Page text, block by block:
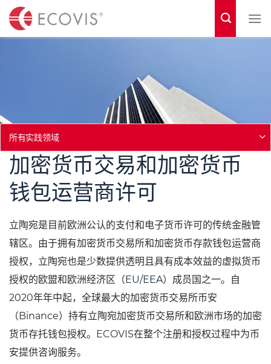
c
n
所有实践领域
加密货币交易和加密货币
钱包运营商许可
立陶宛是目前欧洲公认的支付和电子货币许可的传统金融管
辖区。由于拥有加密货币交易所和加密货币存款钱包运营商
授权，立陶宛也是少数提供透明且具有成本效益的虚拟货币
授权的欧盟和欧洲经济区（ EU/EEA）成员国之一。自
2020年年中起，全球最大的加密货币交易所币安
（Binance）持有立陶宛加密货币交易所和欧洲市场的加密
货币存托钱包授权。ECOVIS在整个注册和授权过程中为币
安提供咨询服务。